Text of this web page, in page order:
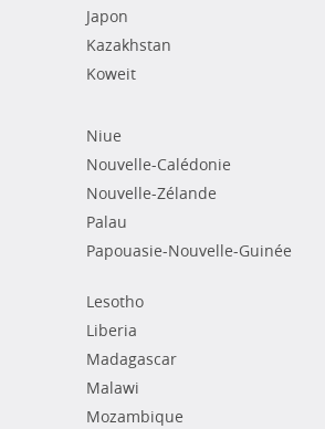
Japon
Kazakhstan
Koweit
Niue
Nouvelle-Calédonie
Nouvelle-Zélande
Palau
Papouasie-Nouvelle-Guinée
Lesotho
Liberia
Madagascar
Malawi
Mozambique